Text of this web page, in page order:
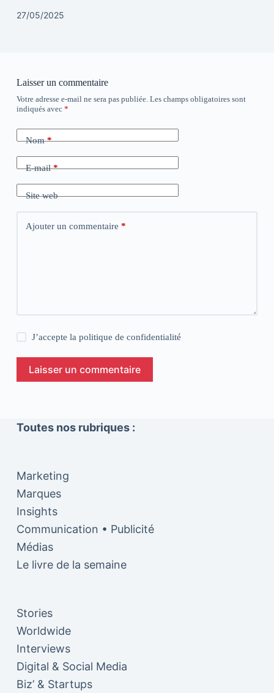
27/05/2025
Laisser un commentaire
Votre adresse e-mail ne sera pas publiée. Les champs obligatoires sont
indiqués avec *
Nom*
E-mail*
Site web
Ajouter un commentaire *
J’accepte lapolitique de confidentialité
Laisser un commentaire
Toutes nos rubriques :
Marketing
Marques
Insights
Communication • Publicité
Médias
Le livre de la semaine
Stories
Worldwide
Interviews
Digital & Social Media
Biz’ & Startups